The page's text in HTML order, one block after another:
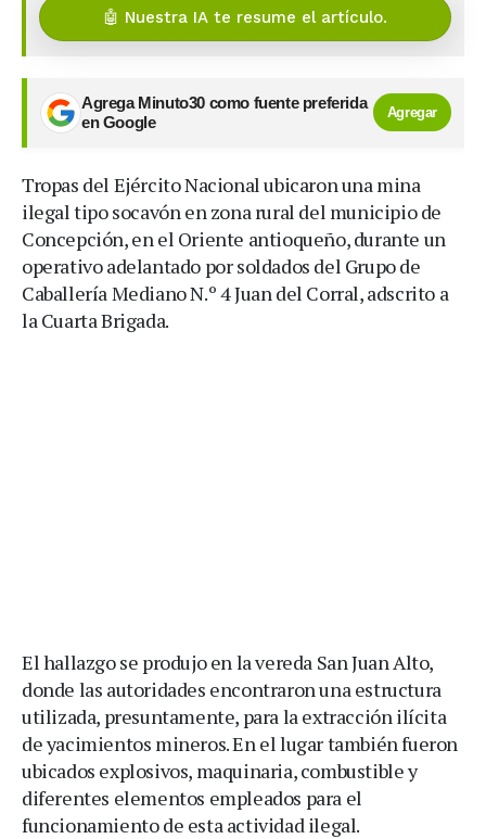
🤖 Nuestra IA te resume el artículo.
Agrega Minuto30 como fuente preferida
en Google
Agregar
Tropas del Ejército Nacional ubicaron una mina
ilegal tipo socavón en zona rural del municipio de
Concepción, en el Oriente antioqueño, durante un
operativo adelantado por soldados del Grupo de
Caballería Mediano N.º 4 Juan del Corral, adscrito a
la Cuarta Brigada.
El hallazgo se produjo en la vereda San Juan Alto,
donde las autoridades encontraron una estructura
utilizada, presuntamente, para la extracción ilícita
de yacimientos mineros. En el lugar también fueron
ubicados explosivos, maquinaria, combustible y
diferentes elementos empleados para el
funcionamiento de esta actividad ilegal.